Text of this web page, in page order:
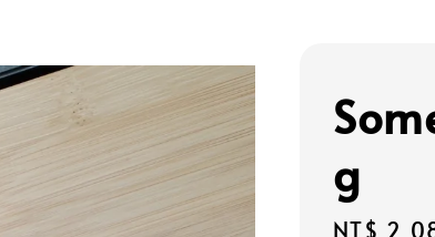
g
Regular
NT$